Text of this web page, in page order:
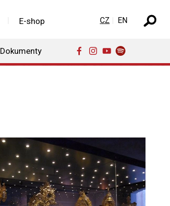
E-shop
Dokumenty
Zvolte jazyk
CZ EN